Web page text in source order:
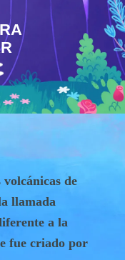
de
llamada
a la
fue criado por